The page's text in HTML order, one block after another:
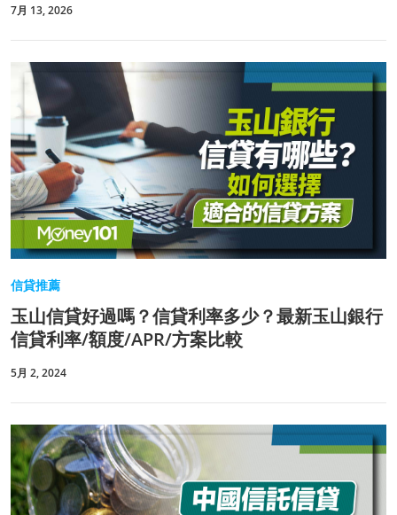
7月 13, 2026
信貸推薦
玉山信貸好過嗎？信貸利率多少？最新玉山銀行
信貸利率/額度/APR/方案比較
5月 2, 2024